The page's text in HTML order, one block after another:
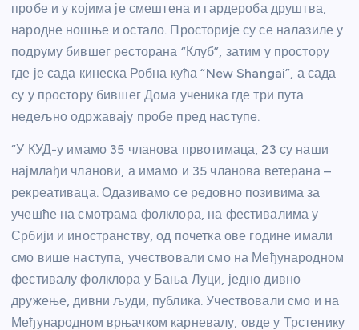
пробе и у којима је смештена и гардероба друштва,
народне ношње и остало. Просторије су се налазиле у
подруму бившег ресторана “Клуб”, затим у простору
где је сада кинеска Робна кућа “New Shangai”, а сада
су у простору бившег Дома ученика где три пута
недељно одржавају пробе пред наступе.
“У КУД-у имамо 35 чланова првотимаца, 23 су наши
најмлађи чланови, а имамо и 35 чланова ветерана –
рекреативаца. Одазивамо се редовно позивима за
учешће на смотрама фолклора, на фестивалима у
Србији и иностранству, од почетка ове године имали
смо више наступа, учествовали смо на Међународном
фестивалу фолклора у Бања Луци, једно дивно
дружење, дивни људи, публика. Учествовали смо и на
Међународном врњачком карневалу, овде у Трстенику